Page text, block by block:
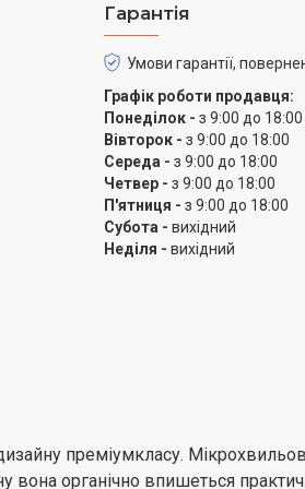
рівнів та встановити
використовувати
страви з більшою
Освітлення кожного
Світлодіодне
Контролювати
освітлення яскраво
можна швидко
Гарантія
Умови гарантії,
Графік роботи продавця:
Понеділок - з 9:00 до 18:00
Вівторок - з 9:00 до 18:00
Середа - з 9:00 до 18:00
Четвер - з 9:00 до 18:00
П'ятниця - з 9:00 до 18:00
Субота - вихідний
Неділя - вихідний
преміумкласу.
органічно впишеться